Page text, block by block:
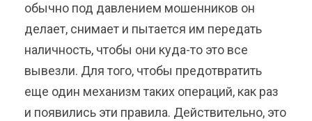
обычно под давлением мошенников он
делает, снимает и пытается им передать
наличность, чтобы они куда-то это все
вывезли. Для того, чтобы предотвратить
еще один механизм таких операций, как раз
и появились эти правила. Действительно, это